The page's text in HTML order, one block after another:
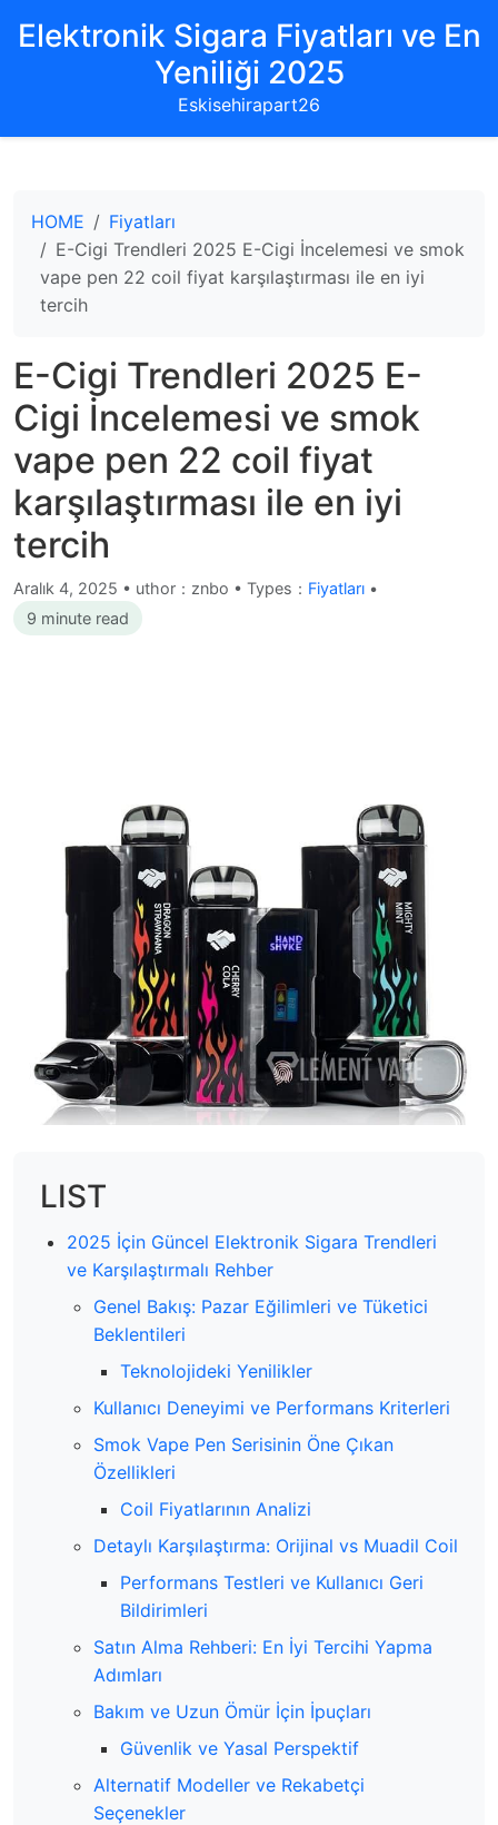
Elektronik Sigara Fiyatları ve En
Yeniliği 2025
Eskisehirapart26
HOME
Fiyatları
E-Cigi Trendleri 2025 E-Cigi İncelemesi ve smok
vape pen 22 coil fiyat karşılaştırması ile en iyi
tercih
E-Cigi Trendleri 2025 E-
Cigi İncelemesi ve smok
vape pen 22 coil fiyat
karşılaştırması ile en iyi
tercih
Aralık 4, 2025 • uthor：znbo • Types： Fiyatları •
9 minute read
LIST
2025 İçin Güncel Elektronik Sigara Trendleri
ve Karşılaştırmalı Rehber
Genel Bakış: Pazar Eğilimleri ve Tüketici
Beklentileri
Teknolojideki Yenilikler
Kullanıcı Deneyimi ve Performans Kriterleri
Smok Vape Pen Serisinin Öne Çıkan
Özellikleri
Coil Fiyatlarının Analizi
Detaylı Karşılaştırma: Orijinal vs Muadil Coil
Performans Testleri ve Kullanıcı Geri
Bildirimleri
Satın Alma Rehberi: En İyi Tercihi Yapma
Adımları
Bakım ve Uzun Ömür İçin İpuçları
Güvenlik ve Yasal Perspektif
Alternatif Modeller ve Rekabetçi
Seçenekler